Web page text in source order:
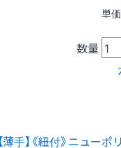
単価
数量